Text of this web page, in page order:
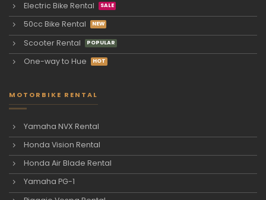
Electric Bike Rental
50cc Bike Rental
Scooter Rental
One-way to Hue
MOTORBIKE RENTAL
Yamaha NVX Rental
Honda Vision Rental
Honda Air Blade Rental
Yamaha PG-1